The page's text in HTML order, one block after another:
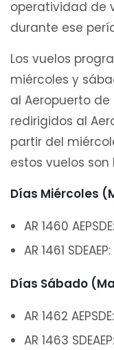
operatividad de
durante ese
Los vuelos
miércoles y
al Aeropuerto de
redirigidos al
partir del
estos vuelos son
Días Miércoles
AR 1460
AR 1461
Días Sábado
AR 1462
AR 1463